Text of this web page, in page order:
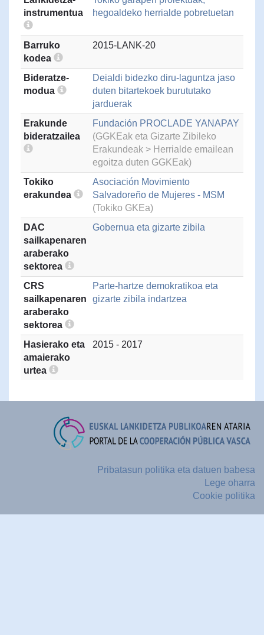
instrumentua
hegoaldeko herrialde pobretuetan
Barruko
kodea
2015-LANK-20
Bideratze-
modua
Deialdi bidezko diru-laguntza jaso
duten bitartekoek burututako
jarduerak
Erakunde
bideratzailea
Fundación PROCLADE YANAPAY
(GGKEak eta Gizarte Zibileko
Erakundeak > Herrialde emailean
egoitza duten GGKEak)
Tokiko
erakundea
Asociación Movimiento
Salvadoreño de Mujeres - MSM
(Tokiko GKEa)
DAC
sailkapenaren
araberako
sektorea
Gobernua eta gizarte zibila
CRS
sailkapenaren
araberako
sektorea
Parte-hartze demokratikoa eta
gizarte zibila indartzea
Hasierako eta
amaierako
urtea
2015 - 2017
Pribatasun politika eta datuen babesa
Lege oharra
Cookie politika